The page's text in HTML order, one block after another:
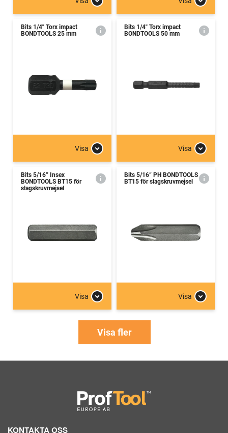
Bits 1/4" Torx impact
BONDTOOLS 25 mm
Visa
Bits 1/4" Torx impact
BONDTOOLS 50 mm
Visa
Bits 5/16” Insex
BONDTOOLS BT15 för
slagskruvmejsel
Visa
Bits 5/16” PH BONDTOOLS
BT15 för slagskruvmejsel
Visa
Visa fler
KONTAKTA OSS